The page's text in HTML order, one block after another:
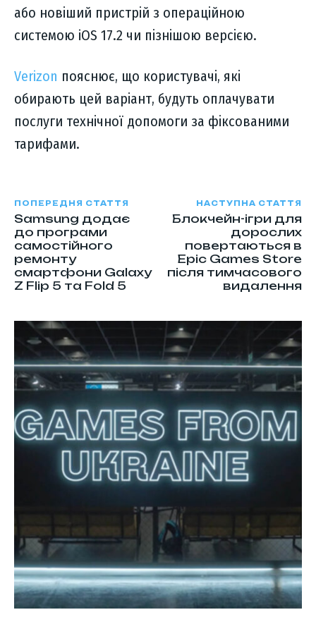
або новіший пристрій з операційною
системою iOS 17.2 чи пізнішою версією.
Verizon пояснює, що користувачі, які
обирають цей варіант, будуть оплачувати
послуги технічної допомоги за фіксованими
тарифами.
ПОПЕРЕДНЯ СТАТТЯ
Samsung додає
до програми
самостійного
ремонту
смартфони Galaxy
Z Flip 5 та Fold 5
НАСТУПНА СТАТТЯ
Блокчейн-ігри для
дорослих
повертаються в
Epic Games Store
після тимчасового
видалення